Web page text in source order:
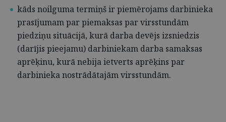
kāds noilguma termiņš ir piemērojams darbinieka
prasījumam par piemaksas par virsstundām
piedziņu situācijā, kurā darba devējs izsniedzis
(darījis pieejamu) darbiniekam darba samaksas
aprēķinu, kurā nebija ietverts aprēķins par
darbinieka nostrādātajām virsstundām.